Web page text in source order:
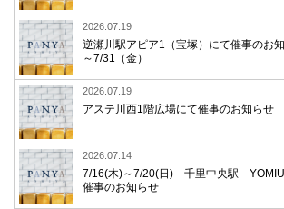
2026.07.19
逆瀬川駅アピア1（宝塚）にて催事の
～7/31（金）
2026.07.19
アステ川西1階広場にて催事のお知ら
2026.07.14
7/16(木)～7/20(日) 千里中央駅
催事のお知らせ